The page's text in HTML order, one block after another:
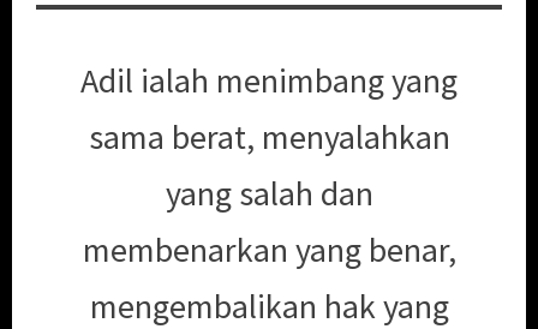
Adil ialah menimbang yang
sama berat, menyalahkan
yang salah dan
membenarkan yang benar,
mengembalikan hak yang